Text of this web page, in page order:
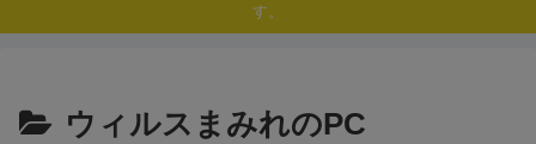
す。
ウィルスまみれのPC